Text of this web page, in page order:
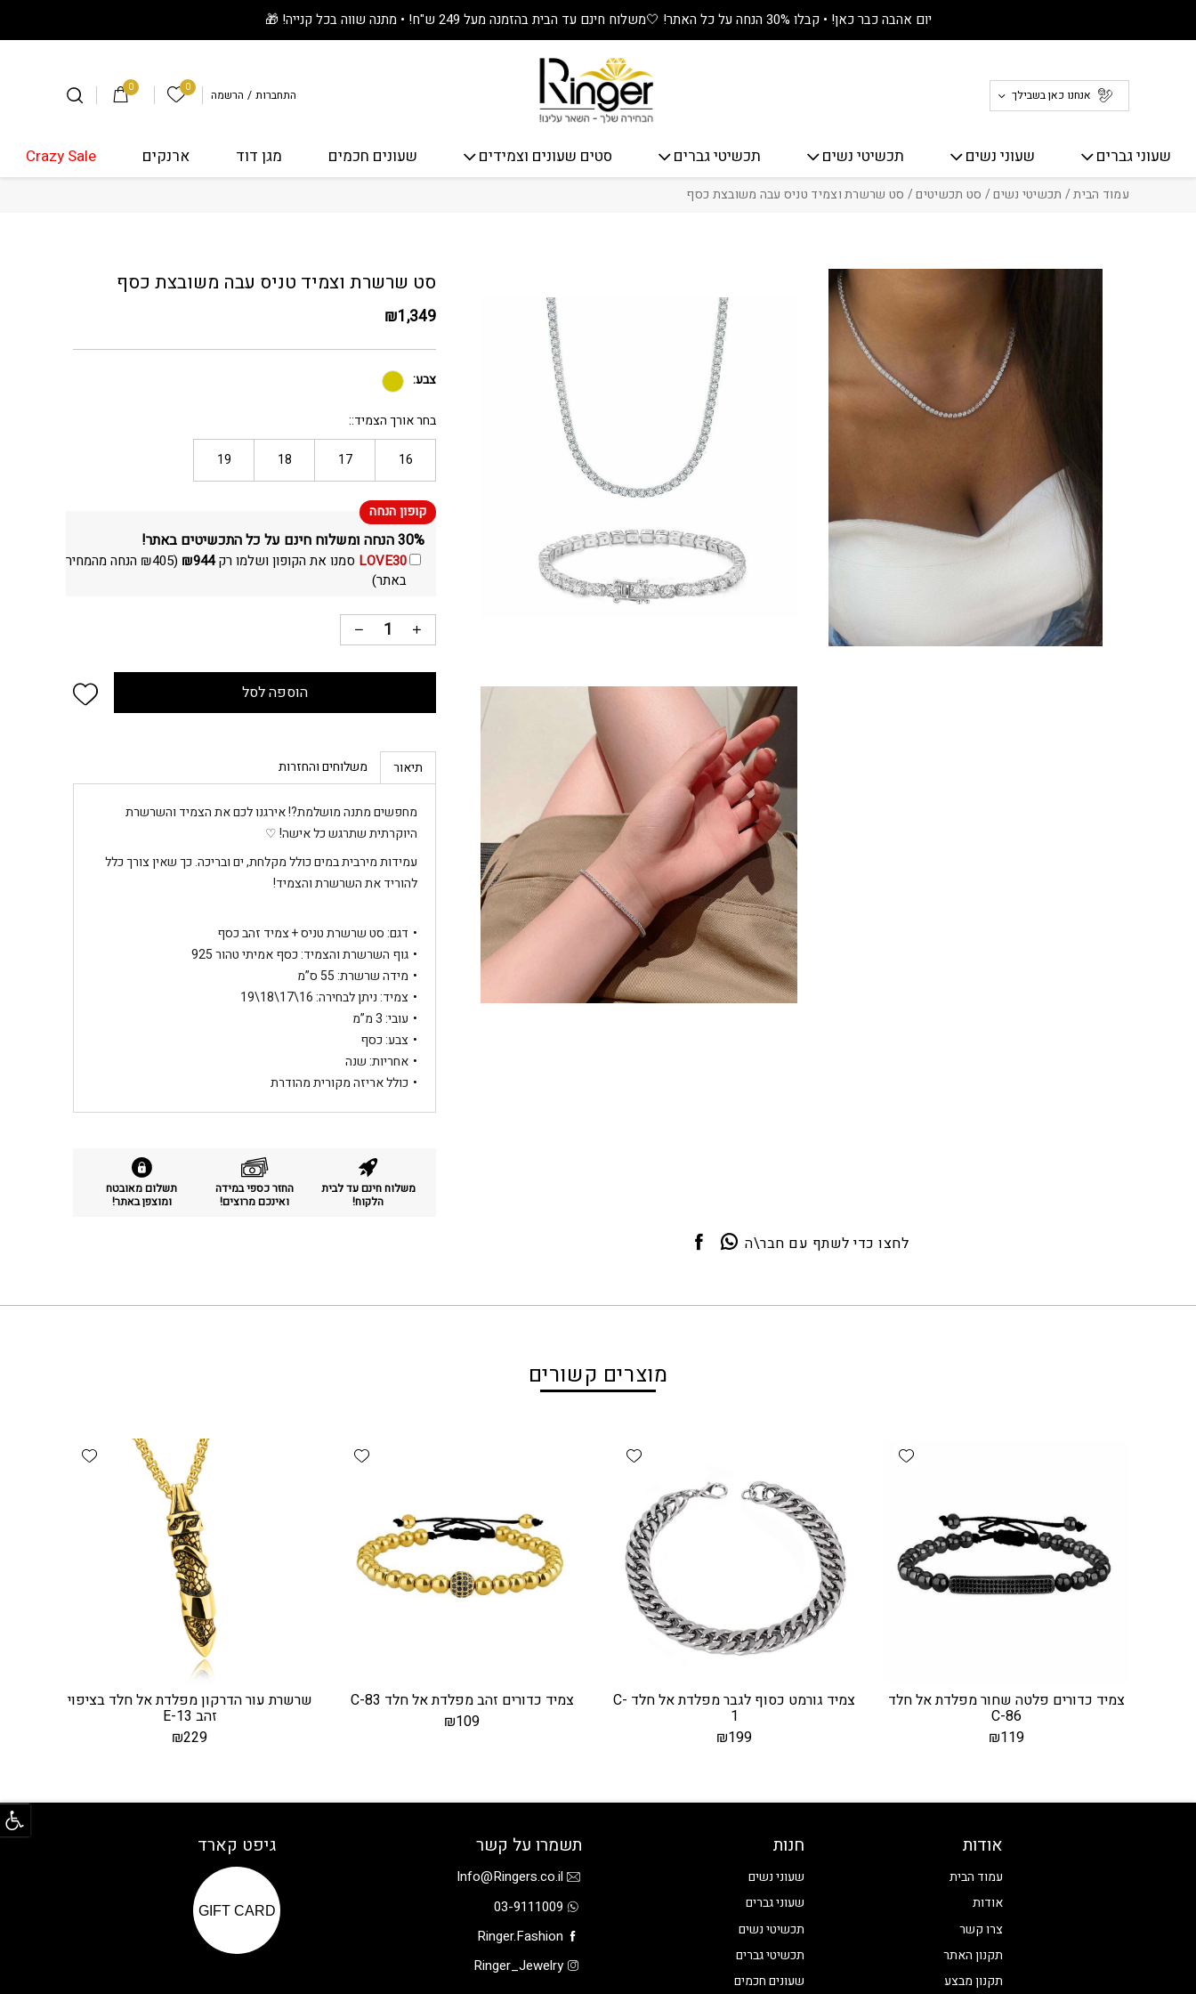
יום אהבה כבר כאן! • קבלו 30% הנחה על כל האתר! 🤍 משלוח חינם עד הבית בהזמנה מעל 249 ש"ח! • מתנה שווה בכל קנייה! 🎁
אנחנו כאן בשבילך 0 0 הרשימה שלי התחברות / הרשמה
שעוני גברים שעוני נשים תכשיטי נשים תכשיטי גברים סטים שעונים וצמידים שעונים חכמים מגן דוד ארנקים Crazy Sale
עמוד הבית/ תכשיטי נשים/ סט תכשיטים/ סט שרשרת וצמיד טניס עבה משובצת כסף
סט שרשרת וצמיד טניס עבה משובצת כסף
₪1,349
צבע:
בחר אורך הצמיד:
16
17
18
19
30% הנחה ומשלוח חינם על כל התכשיטים באתר!
LOVE30 סמנו את הקופון ושלמו רק ₪944
(
₪405
הנחה מהמחיר
באתר)
הוספה לסל wishlist
תיאור משלוחים והחזרות
מחפשים מתנה מושלמת?! אירגנו לכם את הצמיד והשרשרת
היוקרתית שתרגש כל אישה! ♡
עמידות מירבית במים כולל מקלחת, ים ובריכה. כך שאין צורך כלל
להוריד את השרשרת והצמיד!
דגם: סט שרשרת טניס + צמיד זהב כסף
גוף השרשרת והצמיד: כסף אמיתי טהור 925
מידה שרשרת: 55 ס”מ
צמיד: ניתן לבחירה: 16\17\18\19
עובי: 3 מ”מ
צבע: כסף
אחריות: שנה
כולל אריזה מקורית מהודרת
משלוח חינם עד לבית
הלקוח!
החזר כספי במידה
ואינכם מרוצים!
תשלום מאובטח
ומוצפן באתר!
לחצו כדי לשתף עם חבר\ה
מוצרים קשורים
Add wishlist
צמיד כדורים פלטה שחור מפלדת אל חלד
C-86
₪119
Add wishlist
צמיד גורמט כסוף לגבר מפלדת אל חלד C-
1
₪199
Add wishlist
צמיד כדורים זהב מפלדת אל חלד C-83
₪109
Add wishlist
שרשרת עור הדרקון מפלדת אל חלד בציפוי
זהב E-13
₪229
אודות
עמוד הבית
אודות
צרו קשר
תקנון האתר
תקנון מבצע
חנות
שעוני נשים
שעוני גברים
תכשיטי נשים
תכשיטי גברים
שעונים חכמים
תשמרו על קשר
Info@Ringers.co.il
03-9111009
Ringer.Fashion
Ringer_Jewelry
גיפט קארד
GIFT CARD